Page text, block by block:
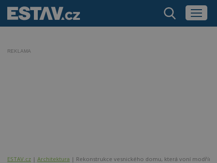
REKLAMA
ESTAV.cz Architektura Rekonstrukce vesnického domu, která voní